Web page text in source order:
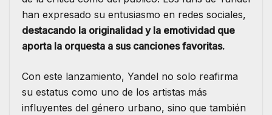
han expresado su entusiasmo en redes sociales,
destacando la originalidad y la emotividad que
aporta la orquesta a sus canciones favoritas.
Con este lanzamiento, Yandel no solo reafirma
su estatus como uno de los artistas más
influyentes del género urbano, sino que también